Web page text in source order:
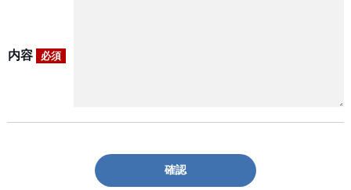
内容 必須
確認